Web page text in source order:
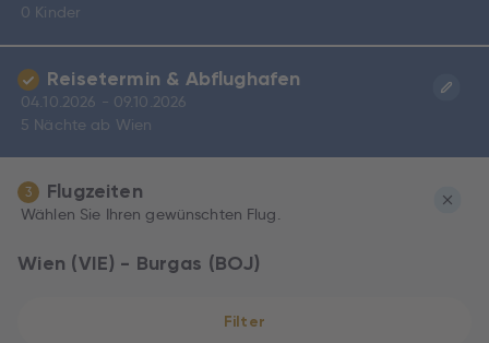
0 Kinder
Reisetermin & Abflughafen
04.10.2026 - 09.10.2026
5 Nächte ab Wien
3 Flugzeiten
Wählen Sie Ihren gewünschten Flug.
Wien (VIE) - Burgas (BOJ)
Filter